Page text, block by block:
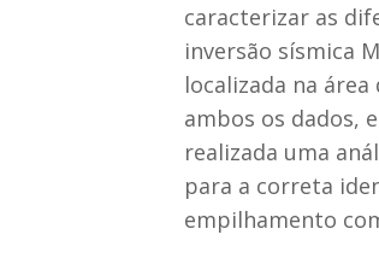
caracterizar as
inversão sísmica
localizada na
ambos os dados,
realizada uma
para a correta
empilhamento